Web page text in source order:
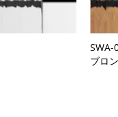
SWA-
ブロ